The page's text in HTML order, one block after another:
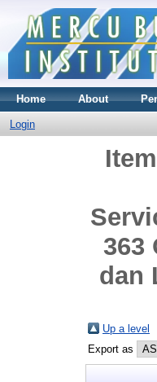
Home About
Login
363
dan
Up a level
Export as